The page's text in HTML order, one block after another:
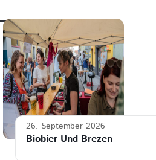
26. September 2026
Biobier Und Brezen